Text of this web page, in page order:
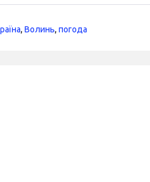
,Волинь,погода